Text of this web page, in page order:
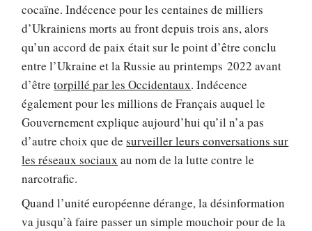
cocaïne. Indécence pour les centaines de milliers
d’Ukrainiens morts au front depuis trois ans, alors
qu’un accord de paix était sur le point d’être conclu
entre l’Ukraine et la Russie au printemps 2022 avant
d’êtretorpillé par les Occidentaux. Indécence
également pour les millions de Français auquel le
Gouvernement explique aujourd’hui qu’il n’a pas
d’autre choix que desurveiller leurs conversations sur
les réseaux sociaux au nom de la lutte contre le
narcotrafic.
Quand l’unité européenne dérange, la désinformation
va jusqu’à faire passer un simple mouchoir pour de la